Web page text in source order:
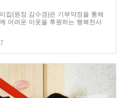
집(원장 김수경)은 기부약정을 통해
어려운 이웃을 후원하는 행복천사